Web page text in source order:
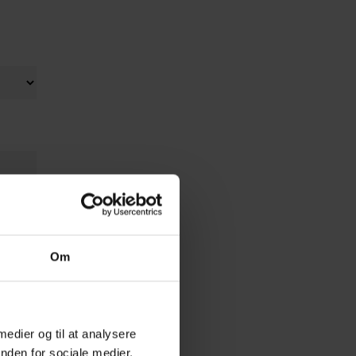
Om
og til at analysere
for sociale medier,